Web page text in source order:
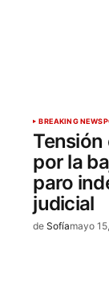
BREAKING NEWS
Tensión
por la
paro
judicial
de Sofíamayo